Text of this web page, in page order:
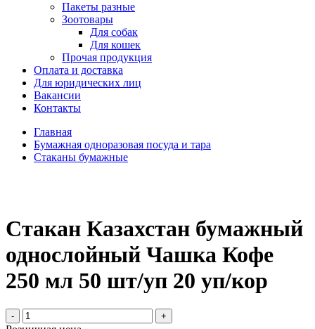
Пакеты разные
Зоотовары
Для собак
Для кошек
Прочая продукция
Оплата и доставка
Для юридических лиц
Вакансии
Контакты
Главная
Бумажная одноразовая посуда и тара
Стаканы бумажные
Стакан Казахстан бумажный
однослойный Чашка Кофе
250 мл 50 шт/уп 20 уп/кор
- +